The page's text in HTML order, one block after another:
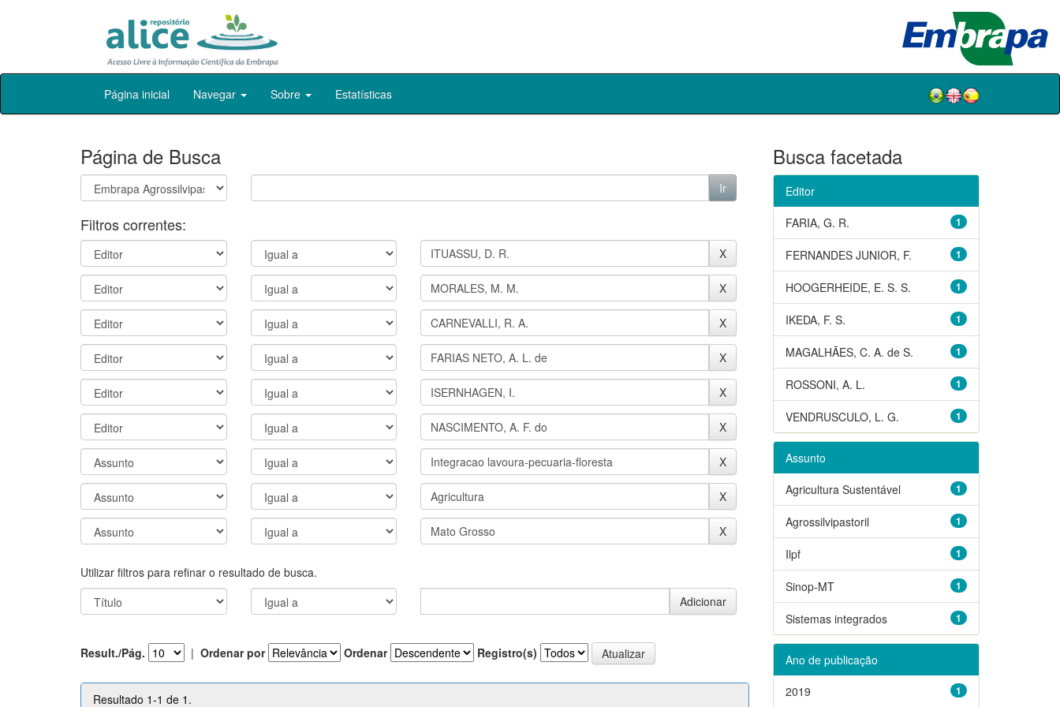
Skip
Página inicial Navegar Sobre Estatísticas
Página de Busca
Filtros correntes:
Utilizar filtros para refinar o resultado de busca.
Result./Pág. | Ordenar por Ordenar Registro(s)
Resultado 1-1 de 1.
Busca facetada
Editor
1
FARIA, G. R.
1
FERNANDES JUNIOR, F.
1
HOOGERHEIDE, E. S. S.
1
IKEDA, F. S.
1
MAGALHÃES, C. A. de S.
1
ROSSONI, A. L.
1
VENDRUSCULO, L. G.
Assunto
1
Agricultura Sustentável
1
Agrossilvipastoril
1
Ilpf
1
Sinop-MT
1
Sistemas integrados
Ano de publicação
1
2019